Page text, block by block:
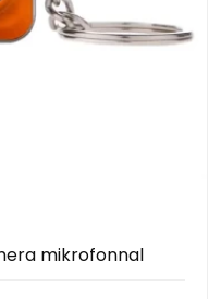
mikrofonnal